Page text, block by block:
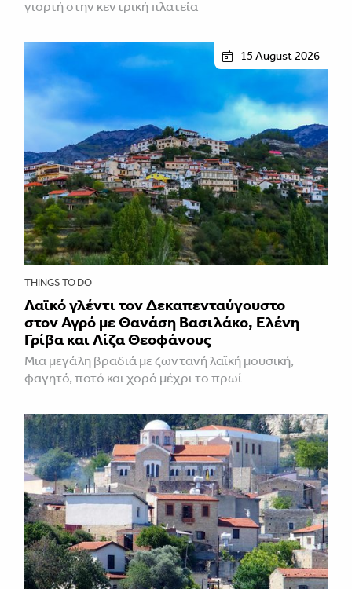
γιορτή στην κεντρική πλατεία
15 August 2026
THINGS TO DO
Λαϊκό γλέντι τον Δεκαπενταύγουστο
στον Αγρό με Θανάση Βασιλάκο, Ελένη
Γρίβα και Λίζα Θεοφάνους
Μια μεγάλη βραδιά με ζωντανή λαϊκή μουσική,
φαγητό, ποτό και χορό μέχρι το πρωί